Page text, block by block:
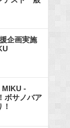
企画実施
MIKU -
ボサノバア